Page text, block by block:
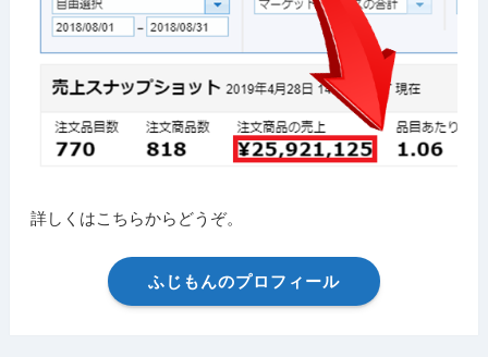
詳しくはこちらからどうぞ。
ふじもんのプロフィール